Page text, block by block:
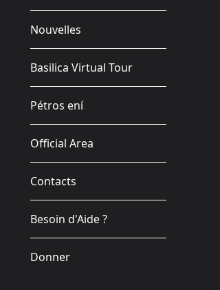
Nouvelles
Basilica Virtual Tour
Pétros ení
Official Area
Contacts
Besoin d'Aide ?
Donner